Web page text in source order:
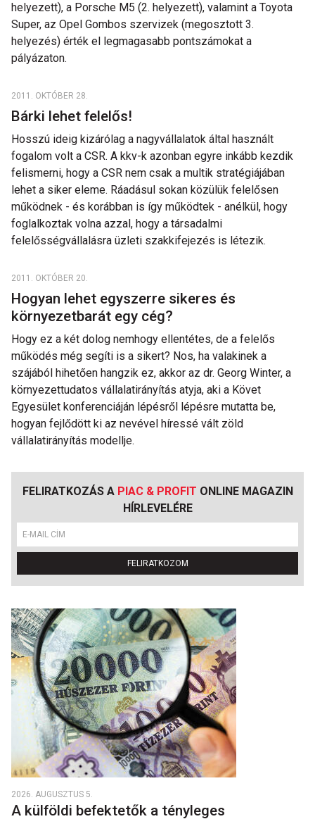
helyezett), a Porsche M5 (2. helyezett), valamint a Toyota
Super, az Opel Gombos szervizek (megosztott 3.
helyezés) érték el legmagasabb pontszámokat a
pályázaton.
2011. OKTÓBER 28.
Bárki lehet felelős!
Hosszú ideig kizárólag a nagyvállalatok által használt
fogalom volt a CSR. A kkv-k azonban egyre inkább kezdik
felismerni, hogy a CSR nem csak a multik stratégiájában
lehet a siker eleme. Ráadásul sokan közülük felelősen
működnek - és korábban is így működtek - anélkül, hogy
foglalkoztak volna azzal, hogy a társadalmi
felelősségvállalásra üzleti szakkifejezés is létezik.
2011. OKTÓBER 20.
Hogyan lehet egyszerre sikeres és
környezetbarát egy cég?
Hogy ez a két dolog nemhogy ellentétes, de a felelős
működés még segíti is a sikert? Nos, ha valakinek a
szájából hihetően hangzik ez, akkor az dr. Georg Winter, a
környezettudatos vállalatirányítás atyja, aki a Követ
Egyesület konferenciáján lépésről lépésre mutatta be,
hogyan fejlődött ki az nevével híressé vált zöld
vállalatirányítás modellje.
FELIRATKOZÁS A PIAC & PROFIT ONLINE MAGAZIN
HÍRLEVELÉRE
FELIRATKOZOM
2026. AUGUSZTUS 5.
A külföldi befektetők a tényleges